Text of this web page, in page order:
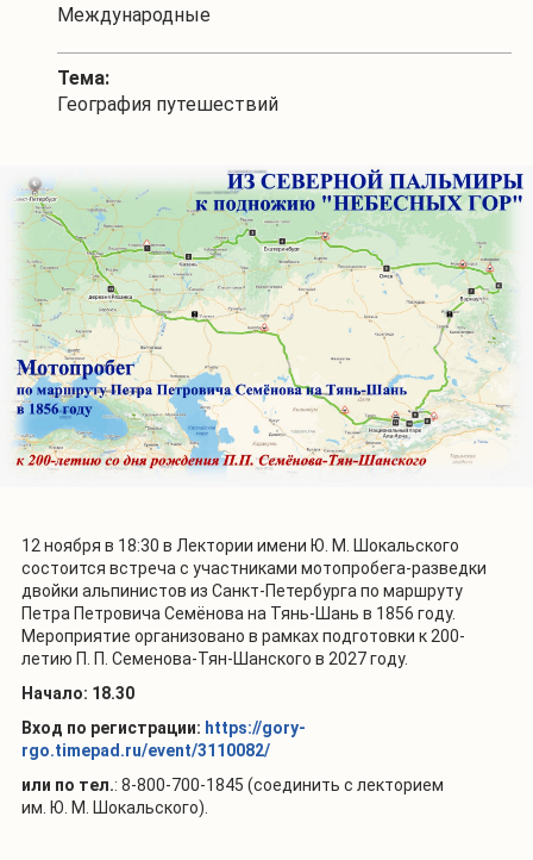
Международные
Тема:
География путешествий
12 ноября в 18:30 в Лектории имени Ю. М. Шокальского
состоится встреча с участниками мотопробега-разведки
двойки альпинистов из Санкт-Петербурга по маршруту
Петра Петровича Семёнова на Тянь-Шань в 1856 году.
Мероприятие организовано в рамках подготовки к 200-
летию П. П. Семенова-Тян-Шанского в 2027 году.
Начало: 18.30
Вход по регистрации: https://gory-
rgo.timepad.ru/event/3110082/
или по тел.: 8-800-700-1845 (соединить с лекторием
им. Ю. М. Шокальского).